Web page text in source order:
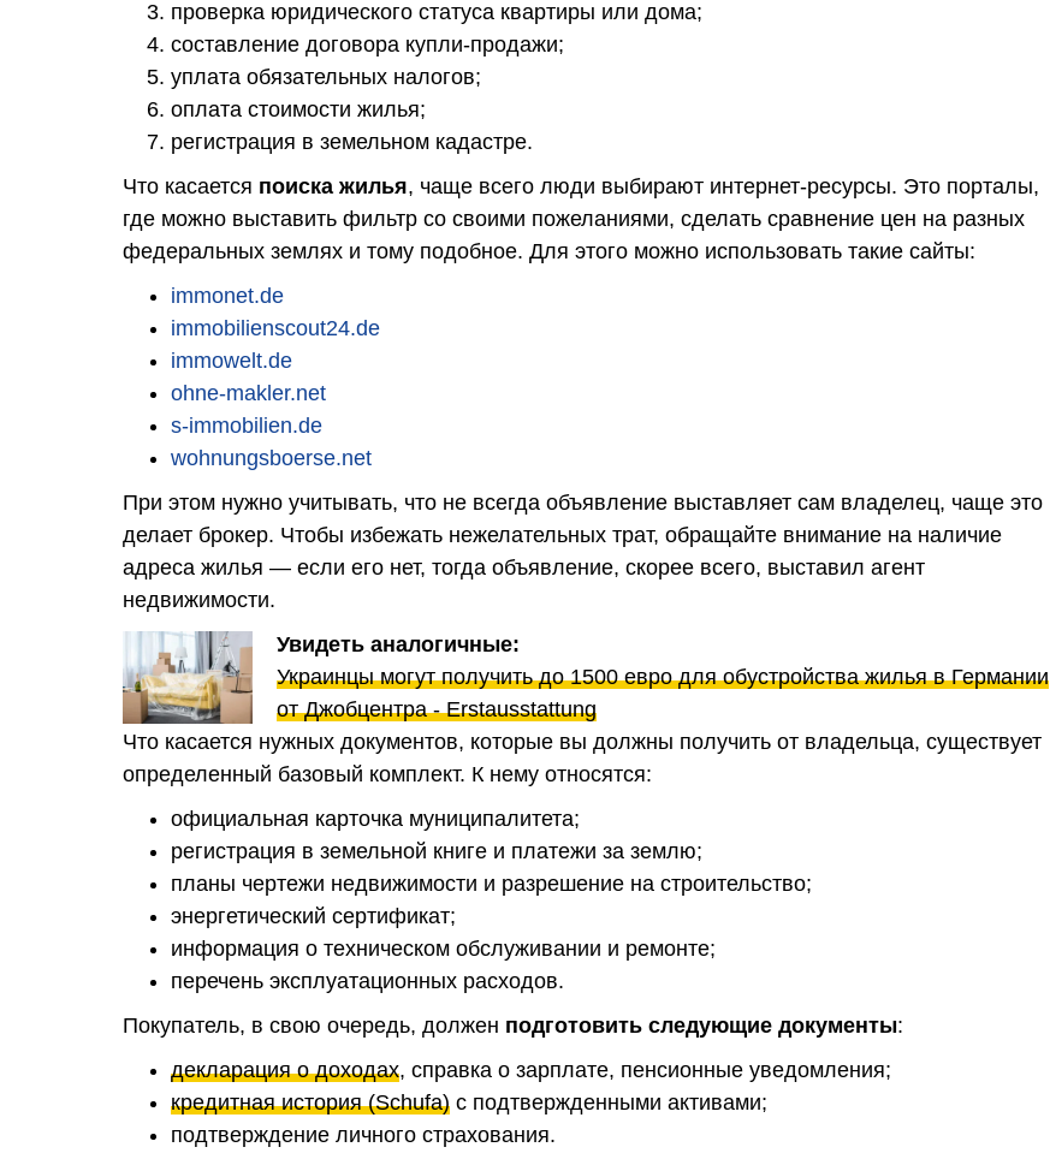
проверка юридического статуса квартиры или дома;
составление договора купли-продажи;
уплата обязательных налогов;
оплата стоимости жилья;
регистрация в земельном кадастре.
Что касается поиска жилья, чаще всего люди выбирают интернет-ресурсы. Это порталы,
где можно выставить фильтр со своими пожеланиями, сделать сравнение цен на разных
федеральных землях и тому подобное. Для этого можно использовать такие сайты:
immonet.de
immobilienscout24.de
immowelt.de
ohne-makler.net
s-immobilien.de
wohnungsboerse.net
При этом нужно учитывать, что не всегда объявление выставляет сам владелец, чаще это
делает брокер. Чтобы избежать нежелательных трат, обращайте внимание на наличие
адреса жилья — если его нет, тогда объявление, скорее всего, выставил агент
недвижимости.
Увидеть аналогичные:
Украинцы могут получить до 1500 евро для обустройства жилья в Германии
от Джобцентра - Erstausstattung
Что касается нужных документов, которые вы должны получить от владельца, существует
определенный базовый комплект. К нему относятся:
официальная карточка муниципалитета;
регистрация в земельной книге и платежи за землю;
планы чертежи недвижимости и разрешение на строительство;
энергетический сертификат;
информация о техническом обслуживании и ремонте;
перечень эксплуатационных расходов.
Покупатель, в свою очередь, должен подготовить следующие документы:
декларация о доходах, справка о зарплате, пенсионные уведомления;
кредитная история (Schufa) с подтвержденными активами;
подтверждение личного страхования.